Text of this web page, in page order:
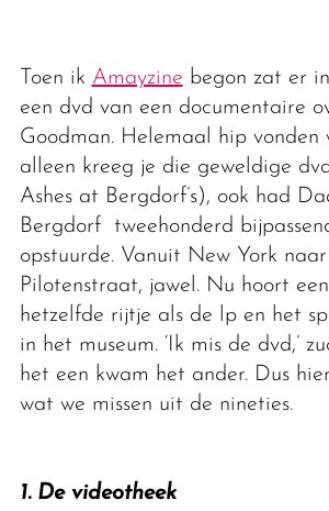
Toen ik Amayzine begon zat er
een dvd van een documentaire
Goodman. Helemaal hip
alleen kreeg je die geweldige
Ashes at Bergdorf’s), ook had
Bergdorf tweehonderd
opstuurde. Vanuit New York naar
Pilotenstraat, jawel. Nu hoort
hetzelfde rijtje als de lp en het
in het museum. ‘Ik mis de dvd,’
het een kwam het ander. Dus
wat we missen uit de nineties.
1. De videotheek